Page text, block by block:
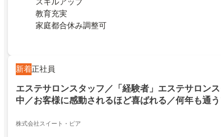
スキルアップ
教育充実
家庭都合休み調整可
新着正社員
エステサロンスタッフ／「経験者」エステサロン
中／お客様に感動されるほど喜ばれる／何年も通
株式会社スイート・ピア